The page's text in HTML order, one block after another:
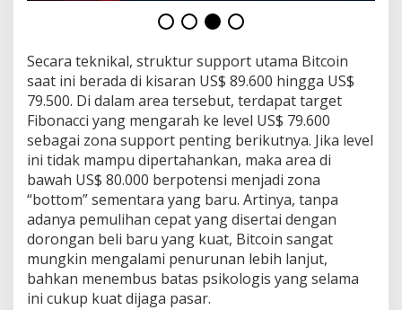
Secara teknikal, struktur support utama Bitcoin
saat ini berada di kisaran US$ 89.600 hingga US$
79.500. Di dalam area tersebut, terdapat target
Fibonacci yang mengarah ke level US$ 79.600
sebagai zona support penting berikutnya. Jika level
ini tidak mampu dipertahankan, maka area di
bawah US$ 80.000 berpotensi menjadi zona
“bottom” sementara yang baru. Artinya, tanpa
adanya pemulihan cepat yang disertai dengan
dorongan beli baru yang kuat, Bitcoin sangat
mungkin mengalami penurunan lebih lanjut,
bahkan menembus batas psikologis yang selama
ini cukup kuat dijaga pasar.